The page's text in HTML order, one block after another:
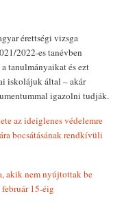
érettségi vizsga
2022-es tanévben
tanulmányaikat és ezt
iskolájuk által – akár
igazolni tudják.
az ideiglenes védelemre
bocsátásának rendkívüli
akik nem nyújtottak be
15-éig